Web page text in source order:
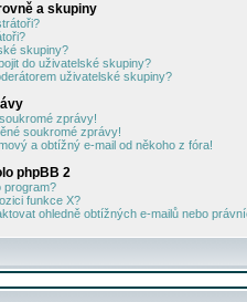
a skupiny
skupiny?
do uživatelské skupiny?
uživatelské skupiny?
zprávy!
soukromé zprávy!
a obtížný e-mail od někoho z fóra!
phpBB 2
program?
funkce X?
ohledně obtížných e-mailů nebo